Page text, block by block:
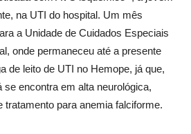
na UTI do hospital. Um mês
a Unidade de Cuidados Especiais
onde permaneceu até a presente
de leito de UTI no Hemope, já que,
encontra em alta neurológica,
tratamento para anemia falciforme.